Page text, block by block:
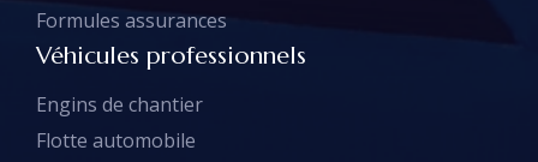
Formules assurances
Véhicules professionnels
Engins de chantier
Flotte automobile